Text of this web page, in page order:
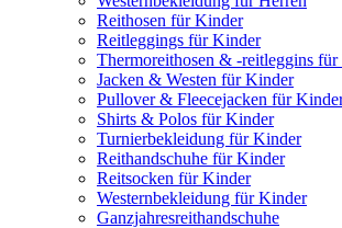
Reithosen für Kinder
Reitleggings für Kinder
Thermoreithosen & -reitleggins
Jacken & Westen für Kinder
Pullover & Fleecejacken für
Shirts & Polos für Kinder
Turnierbekleidung für Kinder
Reithandschuhe für Kinder
Reitsocken für Kinder
Westernbekleidung für Kinder
Ganzjahresreithandschuhe